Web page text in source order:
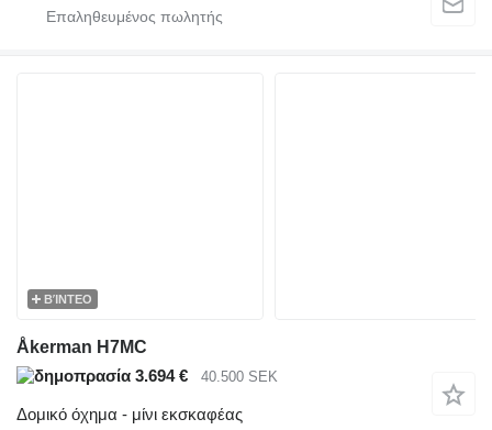
ΒΊΝΤΕΟ
Åkerman H7MC
3.694 €
40.500 SEK
Δομικό όχημα - μίνι εκσκαφέας